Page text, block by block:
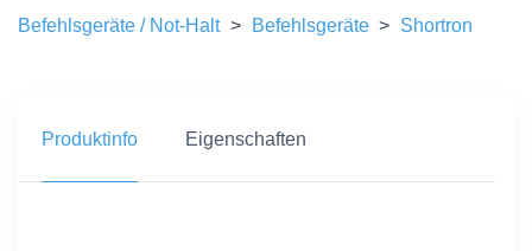
Befehlsgeräte / Not-Halt > Befehlsgeräte > Shortron
Produktinfo Eigenschaften